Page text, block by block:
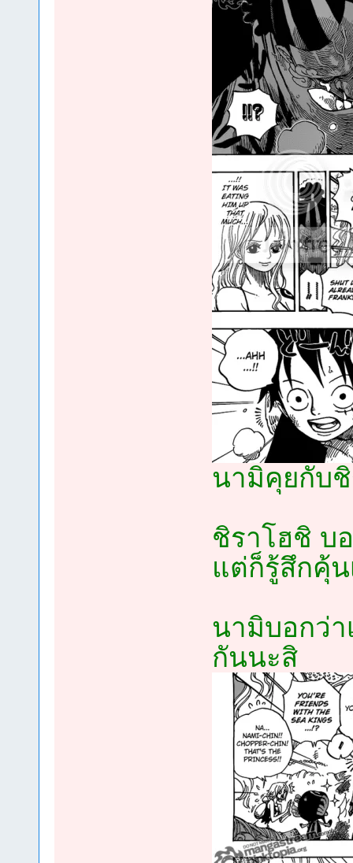
นามิคุยกับชิ
ชิราโฮชิ บ
แต่ก็รู้สึกคุ้น
นามิบอกว่า
กันนะสิ